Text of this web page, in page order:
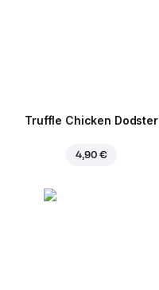
Truffle Chicken Dodster
4,90 €